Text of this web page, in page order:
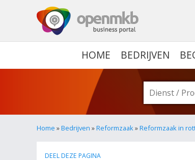
HOME BEDRIJVEN
Home »Bedrijven »Reformzaak»Reformzaak in
DEEL DEZE PAGINA